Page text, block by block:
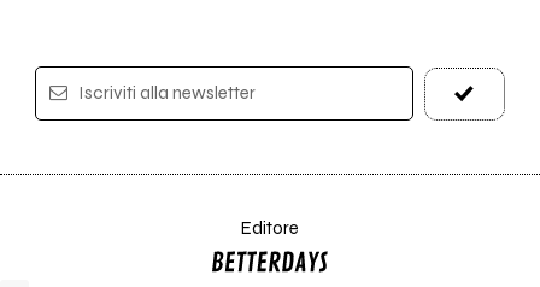
Iscriviti alla newsletter
Editore